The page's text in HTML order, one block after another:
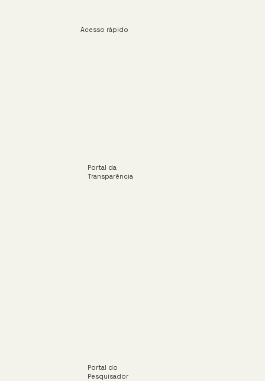
Acesso rápido
Portal da
Transparência
Portal do
Pesquisador